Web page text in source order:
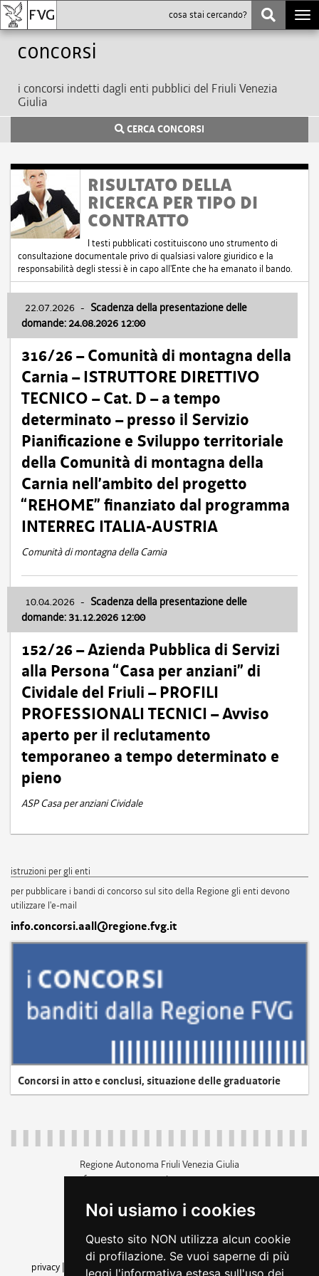
Noi usiamo i cookies
Questo sito NON utilizza alcun cookie
di profilazione. Se vuoi saperne di più
leggi l'informativa estesa sull'uso dei
Concorsi
i concorsi indetti dagli enti pubblici del Friuli Venezia
Giulia
CERCA CONCORSI
RISULTATO DELLA
RICERCA PER TIPO DI
CONTRATTO
I testi pubblicati costituiscono uno strumento di
consultazione documentale privo di qualsiasi valore giuridico e la
responsabilità degli stessi è in capo all'Ente che ha emanato il bando.
22.07.2026 - Scadenza della presentazione delle
domande: 24.08.2026 12:00
316/26 – Comunità di montagna della
Carnia – ISTRUTTORE DIRETTIVO
TECNICO – Cat. D – a tempo
determinato – presso il Servizio
Pianificazione e Sviluppo territoriale
della Comunità di montagna della
Carnia nell’ambito del progetto
“REHOME” finanziato dal programma
INTERREG ITALIA-AUSTRIA
Comunità di montagna della Carnia
10.04.2026 - Scadenza della presentazione delle
domande: 31.12.2026 12:00
152/26 – Azienda Pubblica di Servizi
alla Persona “Casa per anziani” di
Cividale del Friuli – PROFILI
PROFESSIONALI TECNICI – Avviso
aperto per il reclutamento
temporaneo a tempo determinato e
pieno
ASP Casa per anziani Cividale
istruzioni per gli enti
per pubblicare i bandi di concorso sul sito della Regione gli enti devono
utilizzare l'e-mail
info.concorsi.aall@regione.fvg.it
Concorsi in atto e conclusi, situazione delle graduatorie
Regione Autonoma Friuli Venezia Giulia
c.f. 80014930327; p.iva 00526040324
+39 040 3771111
amministrazione trasparente
privacy
cookie |note legali accessibilità
dichiarazione di